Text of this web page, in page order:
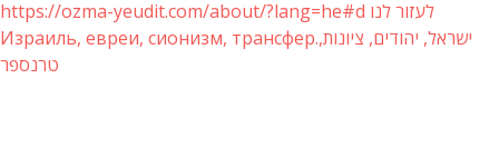
https://ozma-yeudit.com/about/?lang=he#d לעזור לנו
Израиль, евреи, сионизм, трансфер.ישראל, יהודים, ציונות,
טרנספר